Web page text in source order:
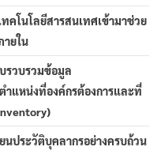
คโนโลยีสารสนเทศเข้ามาช่วย
ายใน
รวบรวมข้อมูล
ำแหน่งที่องค์กรต้องการและที่
ประวัติบุคลากรอย่างครบถ้วน